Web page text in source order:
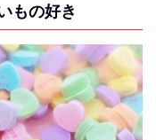
もの好き